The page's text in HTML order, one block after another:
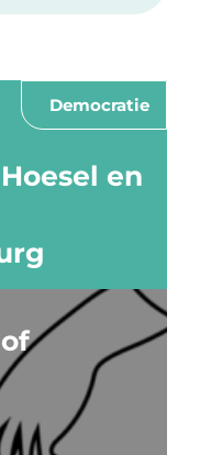
Democratie
en